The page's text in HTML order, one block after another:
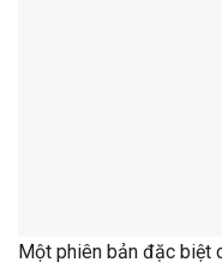
Một phiên bản đặc biệt